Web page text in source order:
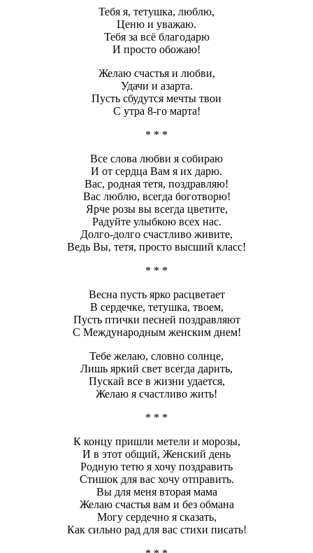
Тебя я, тетушка, люблю,
Ценю и уважаю.
Тебя за всё благодарю
И просто обожаю!
Желаю счастья и любви,
Удачи и азарта.
Пусть сбудутся мечты твои
С утра 8-го марта!
* * *
Все слова любви я собираю
И от сердца Вам я их дарю.
Вас, родная тетя, поздравляю!
Вас люблю, всегда боготворю!
Ярче розы вы всегда цветите,
Радуйте улыбкою всех нас.
Долго-долго счастливо живите,
Ведь Вы, тетя, просто высший класс!
* * *
Весна пусть ярко расцветает
В сердечке, тетушка, твоем,
Пусть птички песней поздравляют
С Международным женским днем!
Тебе желаю, словно солнце,
Лишь яркий свет всегда дарить,
Пускай все в жизни удается,
Желаю я счастливо жить!
* * *
К концу пришли метели и морозы,
И в этот общий, Женский день
Родную тетю я хочу поздравить
Стишок для вас хочу отправить.
Вы для меня вторая мама
Желаю счастья вам и без обмана
Могу сердечно я сказать,
Как сильно рад для вас стихи писать!